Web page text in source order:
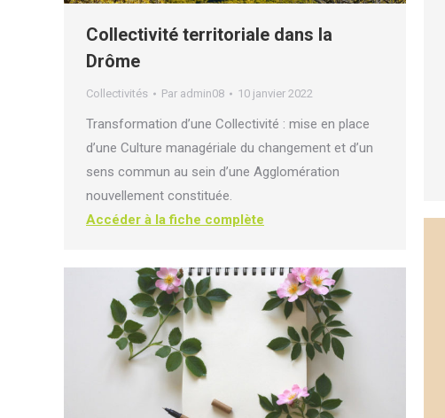
Collectivité territoriale dans la
Drôme
Collectivités Par admin08 10 janvier 2022
Transformation d’une Collectivité : mise en place
d’une Culture managériale du changement et d’un
sens commun au sein d’une Agglomération
nouvellement constituée.
Accéder à la fiche complète